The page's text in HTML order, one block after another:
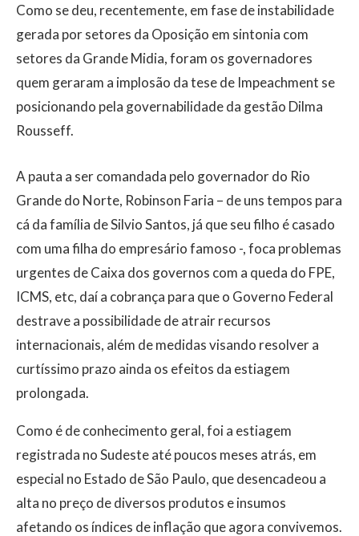
Como se deu, recentemente, em fase de instabilidade
gerada por setores da Oposição em sintonia com
setores da Grande Midia, foram os governadores
quem geraram a implosão da tese de Impeachment se
posicionando pela governabilidade da gestão Dilma
Rousseff.
A pauta a ser comandada pelo governador do Rio
Grande do Norte, Robinson Faria – de uns tempos para
cá da família de Silvio Santos, já que seu filho é casado
com uma filha do empresário famoso -, foca problemas
urgentes de Caixa dos governos com a queda do FPE,
ICMS, etc, daí a cobrança para que o Governo Federal
destrave a possibilidade de atrair recursos
internacionais, além de medidas visando resolver a
curtíssimo prazo ainda os efeitos da estiagem
prolongada.
Como é de conhecimento geral, foi a estiagem
registrada no Sudeste até poucos meses atrás, em
especial no Estado de São Paulo, que desencadeou a
alta no preço de diversos produtos e insumos
afetando os índices de inflação que agora convivemos.